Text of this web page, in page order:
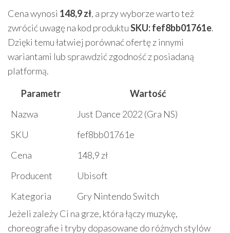
Cena wynosi 148,9 zł, a przy wyborze warto też
zwrócić uwagę na kod produktuSKU: fef8bb01761e.
Dzięki temu łatwiej porównać ofertę z innymi
wariantami lub sprawdzić zgodność z posiadaną
platformą.
Parametr
Wartość
Nazwa
Just Dance 2022 (Gra NS)
SKU
fef8bb01761e
Cena
148,9 zł
Producent
Ubisoft
Kategoria
Gry Nintendo Switch
Jeżeli zależy Ci na grze, która łączy muzykę,
choreografie i tryby dopasowane do różnych stylów